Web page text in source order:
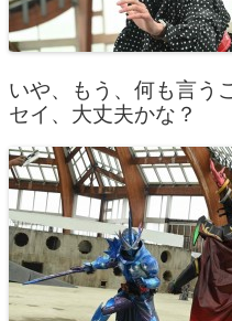
いや、もう、何も言う
セイ、大丈夫かな？